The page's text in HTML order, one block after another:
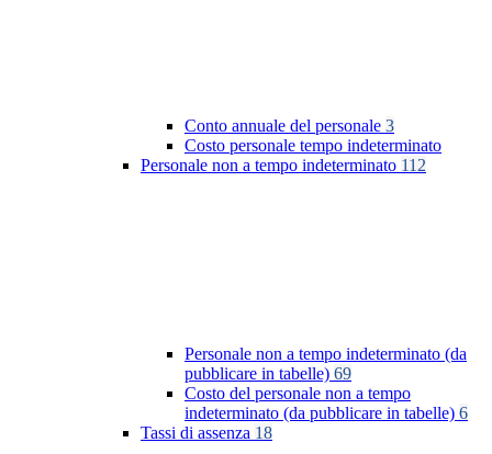
Conto annuale del personale 3
Costo personale tempo indeterminato
Personale non a tempo indeterminato 112
Personale non a tempo indeterminato (da
pubblicare in tabelle) 69
Costo del personale non a tempo
indeterminato (da pubblicare in tabelle) 6
Tassi di assenza 18